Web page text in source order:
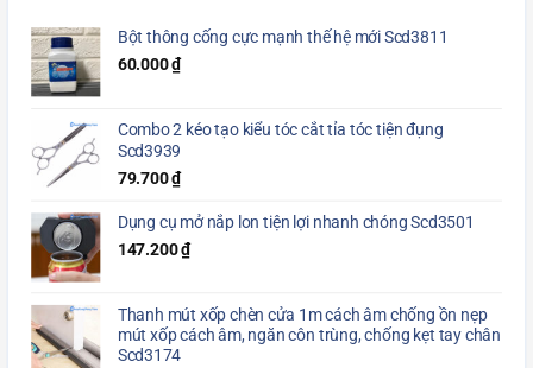
Bột thông cống cực mạnh thế hệ mới Scd3811
60.000₫
Combo 2 kéo tạo kiểu tóc cắt tỉa tóc tiện đụng
Scd3939
79.700₫
Dụng cụ mở nắp lon tiện lợi nhanh chóng Scd3501
147.200₫
Thanh mút xốp chèn cửa 1m cách âm chống ồn nẹp
mút xốp cách âm, ngăn côn trùng, chống kẹt tay chân
Scd3174